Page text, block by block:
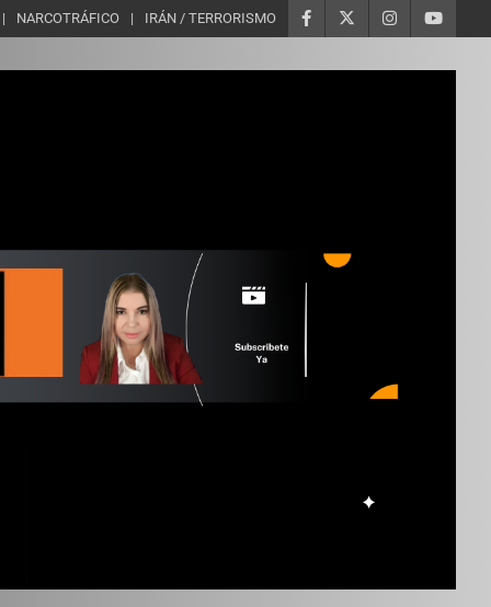
NARCOTRÁFICO IRÁN / TERRORISMO